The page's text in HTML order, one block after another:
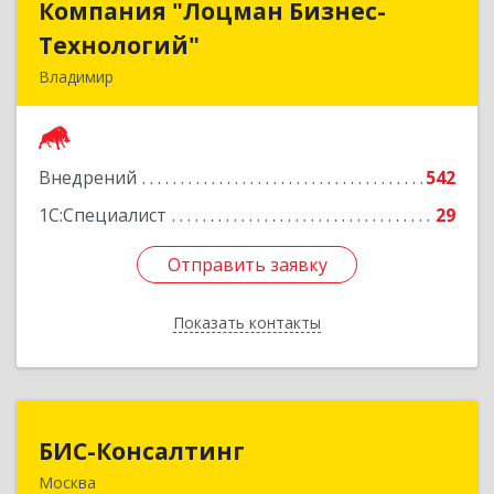
Компания "Лоцман Бизнес-
Технологий"
Владимир
Внедрений
542
1С:Специалист
29
Отправить заявку
Показать контакты
Компания "Лоцман Бизнес-
Подробнее
Отправить заявку
Назад
БИС-Консалтинг
Москва105005, Москва г, вн.тер.г. муниципальный